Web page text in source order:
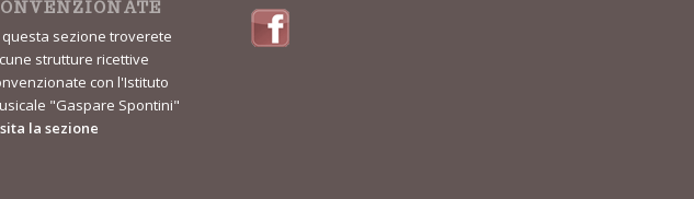
questa sezione troverete
strutture ricettive
con l'Istituto
"Gaspare Spontini"
la sezione